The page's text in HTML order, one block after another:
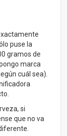
puse la
gramos de
marca
cuál sea).
si
que no va